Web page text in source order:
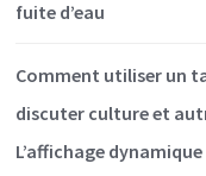
fuite d’eau
Comment utiliser un
discuter culture et
L’affichage